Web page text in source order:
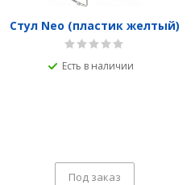
Стул Neo (пластик желтый)
Есть в наличии
Под заказ